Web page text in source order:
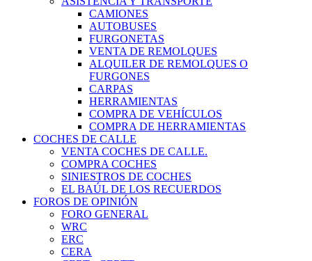
CAMIONES
AUTOBUSES
FURGONETAS
VENTA DE REMOLQUES
ALQUILER DE REMOLQUES O
FURGONES
CARPAS
HERRAMIENTAS
COMPRA DE VEHÍCULOS
COMPRA DE HERRAMIENTAS
COCHES DE CALLE
VENTA COCHES DE CALLE.
COMPRA COCHES
SINIESTROS DE COCHES
EL BAÚL DE LOS RECUERDOS
FOROS DE OPINIÓN
FORO GENERAL
WRC
ERC
CERA